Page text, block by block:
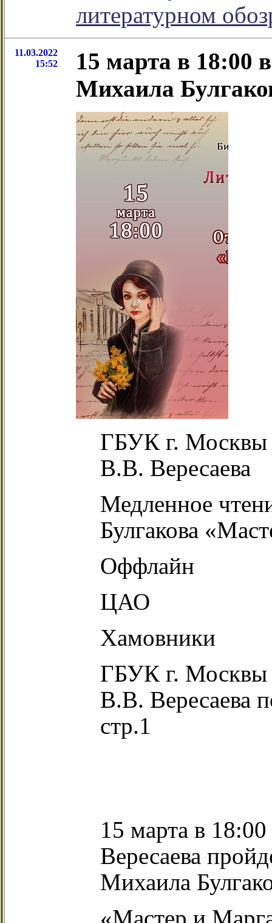
литературном
11.03.2022
15:52
15 марта в 18:00
Михаила
ГБУК г.
В.В. Вересаева
Медленное
Булгакова
Оффлайн
ЦАО
Хамовники
ГБУК г.
В.В. Вересаева
стр.1
15 марта в
Вересаева
Михаила